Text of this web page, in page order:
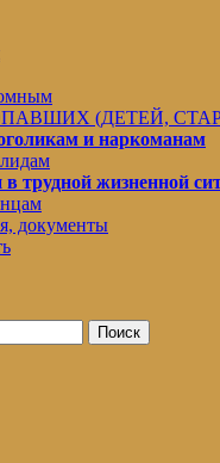
(ДЕТЕЙ,
и наркоманам
трудной жизненной
документы
Поиск